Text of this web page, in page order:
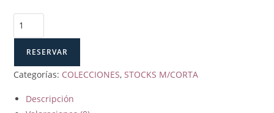
SIENA-
4
cantidad
RESERVAR
Categorías: COLECCIONES,STOCKS M/CORTA
Descripción